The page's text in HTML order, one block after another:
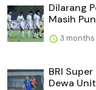
Dilarang
Masih
3 months
BRI
Dewa